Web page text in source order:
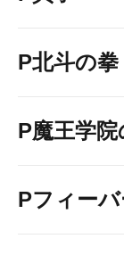
P北斗の拳
P魔王学
Pフィー